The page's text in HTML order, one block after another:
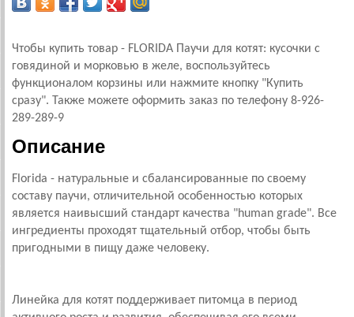
Чтобы купить товар - FLORIDA Паучи для котят: кусочки с
говядиной и морковью в желе, воспользуйтесь
функционалом корзины или нажмите кнопку "Купить
сразу". Также можете оформить заказ по телефону 8-926-
289-289-9
Описание
Florida - натуральные и сбалансированные по своему
составу паучи, отличительной особенностью которых
является наивысший стандарт качества "human grade". Все
ингредиенты проходят тщательный отбор, чтобы быть
пригодными в пищу даже человеку.
Линейка для котят поддерживает питомца в период